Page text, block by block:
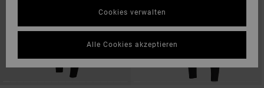
Cookies verwalten
Alle Cookies akzeptieren